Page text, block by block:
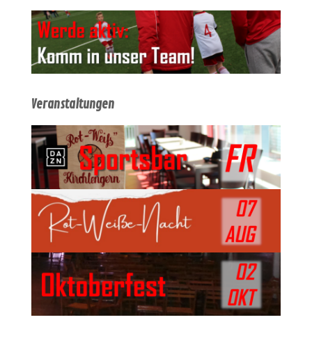
Veranstaltungen